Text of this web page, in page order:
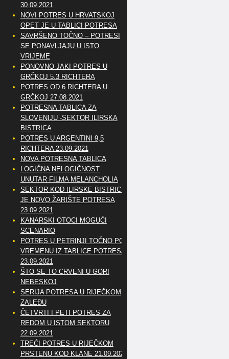
30.09.2021
NOVI POTRES U HRVATSKOJ
OPET JE U TABLICI POTRESA
SAVRŠENO TOČNO – POTRESI
SE PONAVLJAJU U ISTO
VRIJEME
PONOVNO JAKI POTRES U
GRČKOJ 5.3 RICHTERA
POTRES OD 6 RICHTERA U
GRČKOJ 27.08.2021
POTRESNA TABLICA ZA
SLOVENIJU -SEKTOR ILIRSKA
BISTRICA
POTRES U ARGENTINI 9,5
RICHTERA 23.09.2021
NOVA POTRESNA TABLICA
LOGIČNA NELOGIČNOST
UNUTAR FILMA MELANCHOLIA
SEKTOR KOD ILIRSKE BISTRICE
JE NOVO ŽARIŠTE POTRESA
23.09.2021
KANARSKI OTOCI MOGUĆI
SCENARIO
POTRES U PETRINJI TOČNO PO
VREMENU IZ TABLICE POTRESA
23.09.2021
ŠTO SE TO CRVENI U GORI
NEBESKOJ
SERIJA POTRESA U RIJEČKOM
ZALEĐU
ČETVRTI I PETI POTRES ZA
REDOM U ISTOM SEKTORU
22.09.2021
TREĆI POTRES U RIJEČKOM
PRSTENU KOD KLANE 21.09.2021